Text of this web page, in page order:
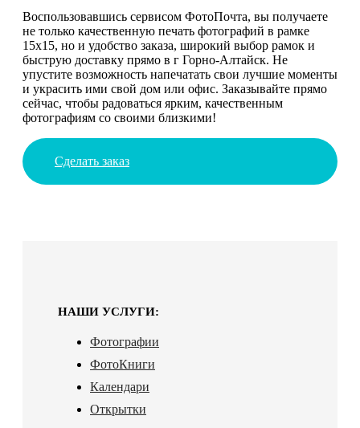
Воспользовавшись сервисом ФотоПочта, вы получаете
не только качественную печать фотографий в рамке
15х15, но и удобство заказа, широкий выбор рамок и
быструю доставку прямо в г Горно-Алтайск. Не
упустите возможность напечатать свои лучшие моменты
и украсить ими свой дом или офис. Заказывайте прямо
сейчас, чтобы радоваться ярким, качественным
фотографиям со своими близкими!
Сделать заказ
НАШИ УСЛУГИ:
Фотографии
ФотоКниги
Календари
Открытки